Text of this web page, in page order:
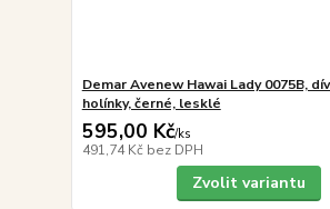
Demar Avenew Hawai Lady 0075B,
holínky, černé, lesklé
595,00 Kč/ks
491,74 Kč bez DPH
Zvolit variantu